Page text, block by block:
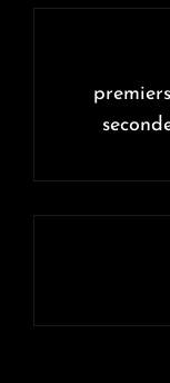
l’article